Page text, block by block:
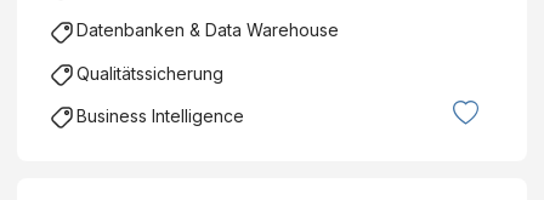
Datenbanken & Data Warehouse
Qualitätssicherung
Business Intelligence